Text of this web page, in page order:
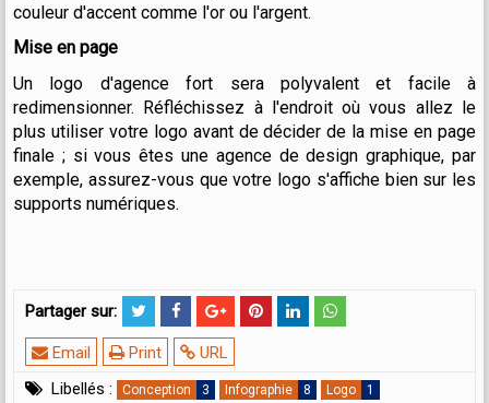
couleur d'accent comme l'or ou l'argent.
Mise en page
Un logo d'agence fort sera polyvalent et facile à
redimensionner. Réfléchissez à l'endroit où vous allez le
plus utiliser votre logo avant de décider de la mise en page
finale ; si vous êtes une agence de design graphique, par
exemple, assurez-vous que votre logo s'affiche bien sur les
supports numériques.
Partager sur:
URL
Print
Email
Libellés :
Conception Infographie Logo